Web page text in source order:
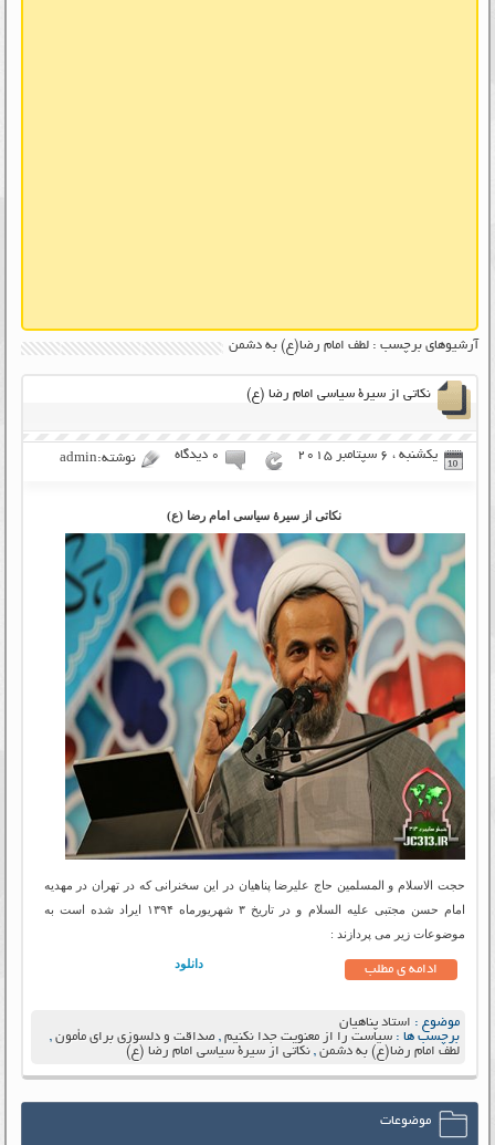
آرشیوهای برچسب : لطف امام رضا(ع) به دشمن
نکاتی از سیرۀ سیاسی امام رضا (ع)
یکشنبه ، 6 سپتامبر 2015 ۰ دیدگاه نوشته:admin
نکاتی از سیرۀ سیاسی امام رضا (ع)
حجت الاسلام و المسلمین حاج علیرضا پناهیان در این سخنرانی که در تهران در مهدیه
امام حسن مجتبی علیه السلام و در تاریخ ۳ شهریورماه ۱۳۹۴ ایراد شده است به
موضوعات زیر می پردازند :
دانلود ادامه ی مطلب
موضوع : استاد پناهیان
برچسب ها :سیاست را از معنویت جدا نکنیم ,صداقت و دلسوزی برای مأمون ,
لطف امام رضا(ع) به دشمن ,نکاتی از سیرۀ سیاسی امام رضا (ع)
موضوعات